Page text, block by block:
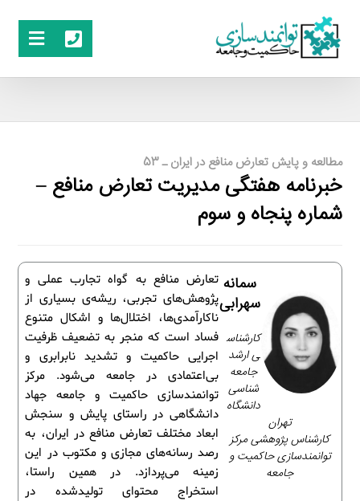
مطالعه و پایش تعارض منافع در ایران ـ 53
خبرنامه هفتگی مدیریت تعارض منافع –
شماره پنجاه و سوم
تعارض منافع به گواه تجارب عملی و
پژوهش‌های تجربی، ریشه‌ی بسیاری از
ناکارآمدی‌ها، اختلال‌ها و اشکال متنوع
فساد است که منجر به تضعیف ظرفیت
اجرایی حاکمیت و تشدید نابرابری و
بی‌اعتمادی در جامعه می‌شود. مرکز
توانمندسازی حاکمیت و جامعه جهاد
دانشگاهی در راستای پایش و سنجش
ابعاد مختلف تعارض منافع در ایران، به
رصد رسانه‌های مجازی و مکتوب در این
زمینه می‌پردازد. در همین راستا،
استخراج محتوای تولیدشده در
سمانه
سهرابی
کارشناس
ی ارشد
جامعه‌
شناسی
دانشگاه
تهران
کارشناس پژوهشی مرکز
توانمندسازی حاکمیت و
جامعه